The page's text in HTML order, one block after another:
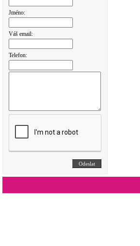
Jméno:
Váš email:
Telefon: